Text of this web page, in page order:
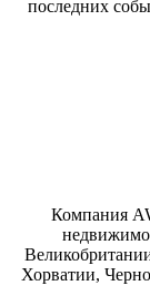
последних
Компания
Хорватии,